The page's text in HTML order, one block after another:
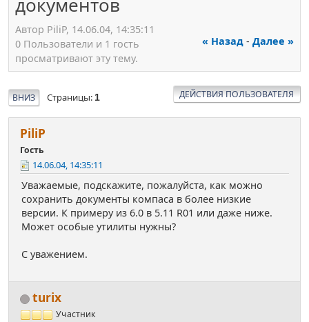
документов
Автор РiliР, 14.06.04, 14:35:11
« Назад - Далее »
0 Пользователи и 1 гость
просматривают эту тему.
ВНИЗ Страницы 1 ДЕЙСТВИЯ ПОЛЬЗОВАТЕЛЯ
РiliР
Гость
14.06.04, 14:35:11
Уважаемые, подскажите, пожалуйста, как можно
сохранить документы компаса в более низкие
версии. К примеру из 6.0 в 5.11 R01 или даже ниже.
Может особые утилиты нужны?
С уважением.
turix
Участник